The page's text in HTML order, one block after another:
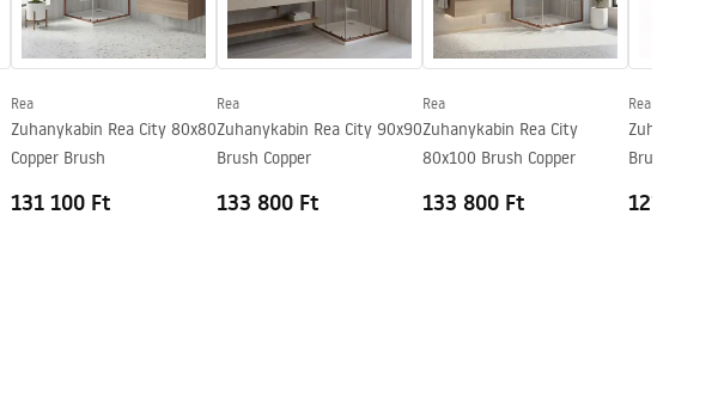
Rea
Zuhanykabin Rea City 80x80
Copper Brush
131 100 Ft
Rea
Zuhanykabin Rea City 90x90
Brush Copper
133 800 Ft
Rea
Zuhanykabin Rea City
80x100 Brush Copper
133 800 Ft
Rea
Zuhanyfal
Brush Gold
121 600